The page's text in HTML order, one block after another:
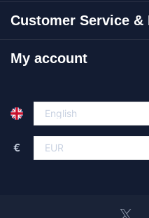
Customer Service
My account
€